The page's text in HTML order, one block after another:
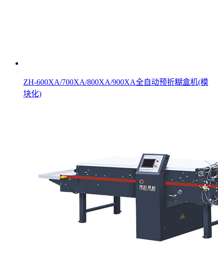
ZH-600XA/700XA/800XA/900XA全自动预折糊盒机(模
块化)